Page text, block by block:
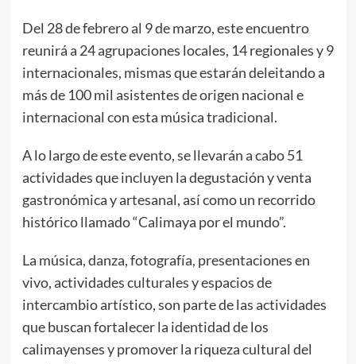
Del 28 de febrero al 9 de marzo, este encuentro
reunirá a 24 agrupaciones locales, 14 regionales y 9
internacionales, mismas que estarán deleitando a
más de 100 mil asistentes de origen nacional e
internacional con esta música tradicional.
A lo largo de este evento, se llevarán a cabo 51
actividades que incluyen la degustación y venta
gastronómica y artesanal, así como un recorrido
histórico llamado “Calimaya por el mundo”.
La música, danza, fotografía, presentaciones en
vivo, actividades culturales y espacios de
intercambio artístico, son parte de las actividades
que buscan fortalecer la identidad de los
calimayenses y promover la riqueza cultural del